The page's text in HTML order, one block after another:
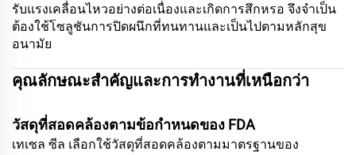
รับแรงเคลื่อนไหวอย่างต่อเนื่องและเกิดการสึกหรอ จึงจำเป็น
ต้องใช้โซลูชันการปิดผนึกที่ทนทานและเป็นไปตามหลักสุข
อนามัย
คุณลักษณะสำคัญและการทำงานที่เหนือกว่า
วัสดุที่สอดคล้องตามข้อกำหนดของ FDA
เทเซล ซีล เลือกใช้วัสดุที่สอดคล้องตามมาตรฐานของ